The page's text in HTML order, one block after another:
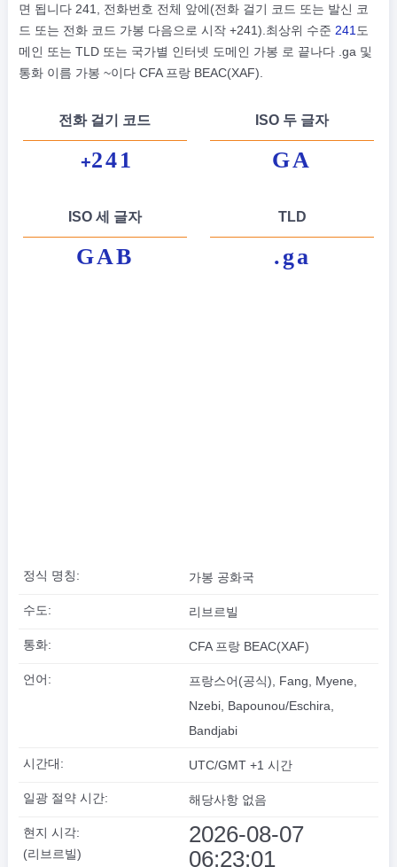
면 됩니다 241, 전화번호 전체 앞에(전화 걸기 코드 또는 발신 코
드 또는 전화 코드 가봉 다음으로 시작 +241).최상위 수준 241 도
메인 또는 TLD 또는 국가별 인터넷 도메인 가봉 로 끝나다 .ga 및
통화 이름 가봉 ~이다 CFA 프랑 BEAC(XAF).
전화 걸기 코드
+241
ISO 두 글자
GA
ISO 세 글자
GAB
TLD
.ga
정식 명칭: 가봉 공화국
수도: 리브르빌
통화: CFA 프랑 BEAC(XAF)
언어:
프랑스어(공식), Fang, Myene,
Nzebi, Bapounou/Eschira,
Bandjabi
시간대: UTC/GMT +1 시간
일광 절약 시간: 해당사항 없음
현지 시각:
(리브르빌)
2026-08-07
06:23:01